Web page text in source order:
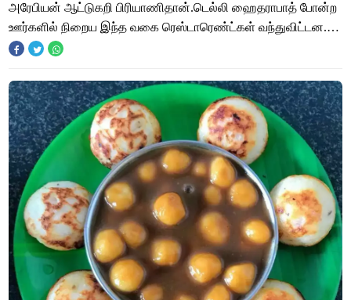
அரேபியன் ஆட்டுகறி பிரியாணிதான்.டெல்லி ஹைதராபாத் போன்ற
ஊர்களில் நிறைய இந்த வகை ரெஸ்டாரெண்ட்கள் வந்துவிட்டன.
பிரியாணி சாப்பிடும்போது குரங்கை நின